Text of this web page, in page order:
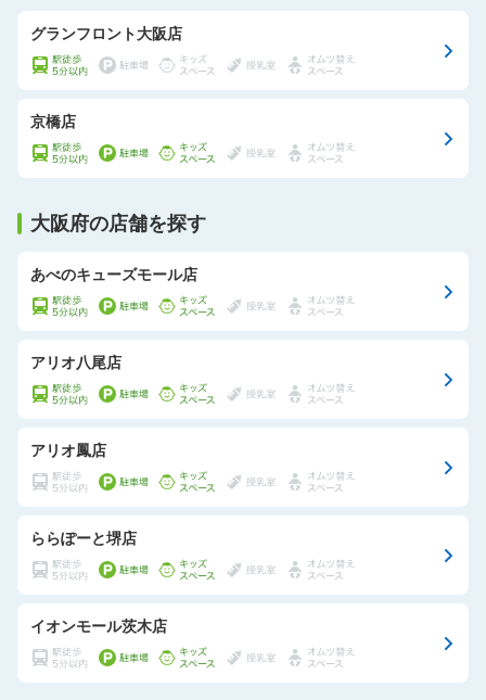
グランフロント大阪店
京橋店
大阪府の店舗を探す
あべのキューズモール店
アリオ八尾店
アリオ鳳店
ららぽーと堺店
イオンモール茨木店